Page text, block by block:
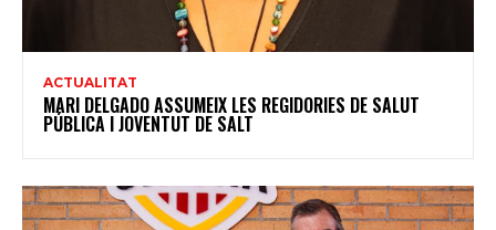
ACTUALITAT
MARI DELGADO ASSUMEIX LES REGIDORIES DE SALUT
PÚBLICA I JOVENTUT DE SALT